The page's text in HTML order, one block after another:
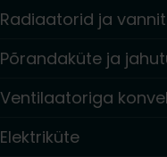
Radiaatorid ja
Põrandaküte ja
Ventilaatoriga
Elektriküte